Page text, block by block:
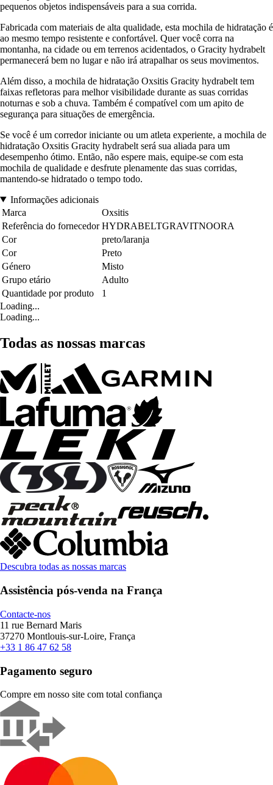
pequenos objetos indispensáveis para a sua corrida.
Fabricada com materiais de alta qualidade, esta mochila de hidratação é
ao mesmo tempo resistente e confortável. Quer você corra na
montanha, na cidade ou em terrenos acidentados, o Gracity hydrabelt
permanecerá bem no lugar e não irá atrapalhar os seus movimentos.
Além disso, a mochila de hidratação Oxsitis Gracity hydrabelt tem
faixas refletoras para melhor visibilidade durante as suas corridas
noturnas e sob a chuva. Também é compatível com um apito de
segurança para situações de emergência.
Se você é um corredor iniciante ou um atleta experiente, a mochila de
hidratação Oxsitis Gracity hydrabelt será sua aliada para um
desempenho ótimo. Então, não espere mais, equipe-se com esta
mochila de qualidade e desfrute plenamente das suas corridas,
mantendo-se hidratado o tempo todo.
Informações adicionais
Marca
Oxsitis
Referência do fornecedor HYDRABELTGRAVITNOORA
Cor
preto/laranja
Cor
Preto
Género
Misto
Grupo etário
Adulto
Quantidade por produto
1
Loading...
Loading...
Todas as nossas marcas
Descubra todas as nossas marcas
Assistência pós-venda na França
Contacte-nos
11 rue Bernard Maris
37270 Montlouis-sur-Loire, França
+33 1 86 47 62 58
Pagamento seguro
Compre em nosso site com total confiança